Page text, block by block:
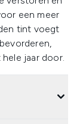
een meer
tint voegt
jaar door.